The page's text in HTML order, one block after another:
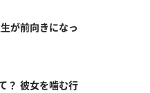
が前向きになっ
？ 彼女を噛む行